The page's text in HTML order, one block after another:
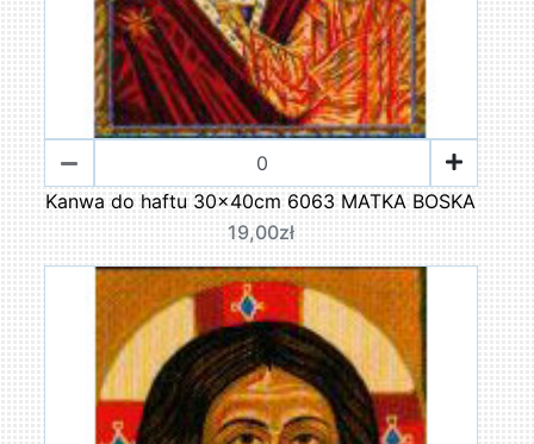
Kanwa do haftu 30x40cm 6063 MATKA BOSKA
19,00zł